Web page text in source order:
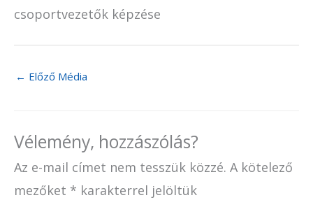
csoportvezetők képzése
← Előző Média
Vélemény, hozzászólás?
Az e-mail címet nem tesszük közzé. A kötelező
mezőket * karakterrel jelöltük